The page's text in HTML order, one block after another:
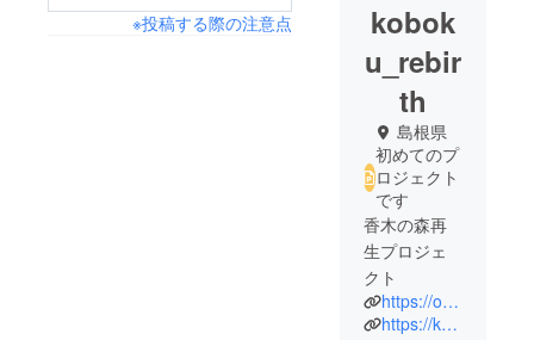
※投稿する際の注意点
kobok
u_rebir
th
島根県
初めてのプ
ロジェクト
です
香木の森再
生プロジェ
クト
https://ohnan-kanko.com/koboku/
https://kobokurebirth.wixsite.com/home